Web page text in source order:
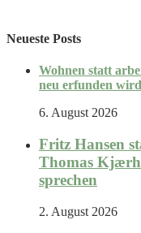
Neueste Posts
Wohnen statt
neu erfunden wird
6. August 2026
Fritz Hansen
Thomas
sprechen
2. August 2026